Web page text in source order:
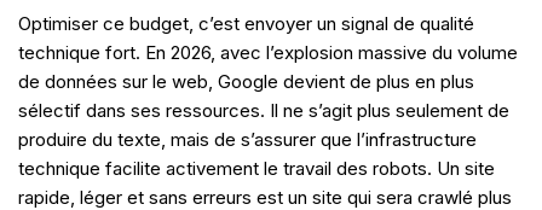
Optimiser ce budget, c’est envoyer un signal de qualité
technique fort. En 2026, avec l’explosion massive du volume
de données sur le web, Google devient de plus en plus
sélectif dans ses ressources. Il ne s’agit plus seulement de
produire du texte, mais de s’assurer que l’infrastructure
technique facilite activement le travail des robots. Un site
rapide, léger et sans erreurs est un site qui sera crawlé plus